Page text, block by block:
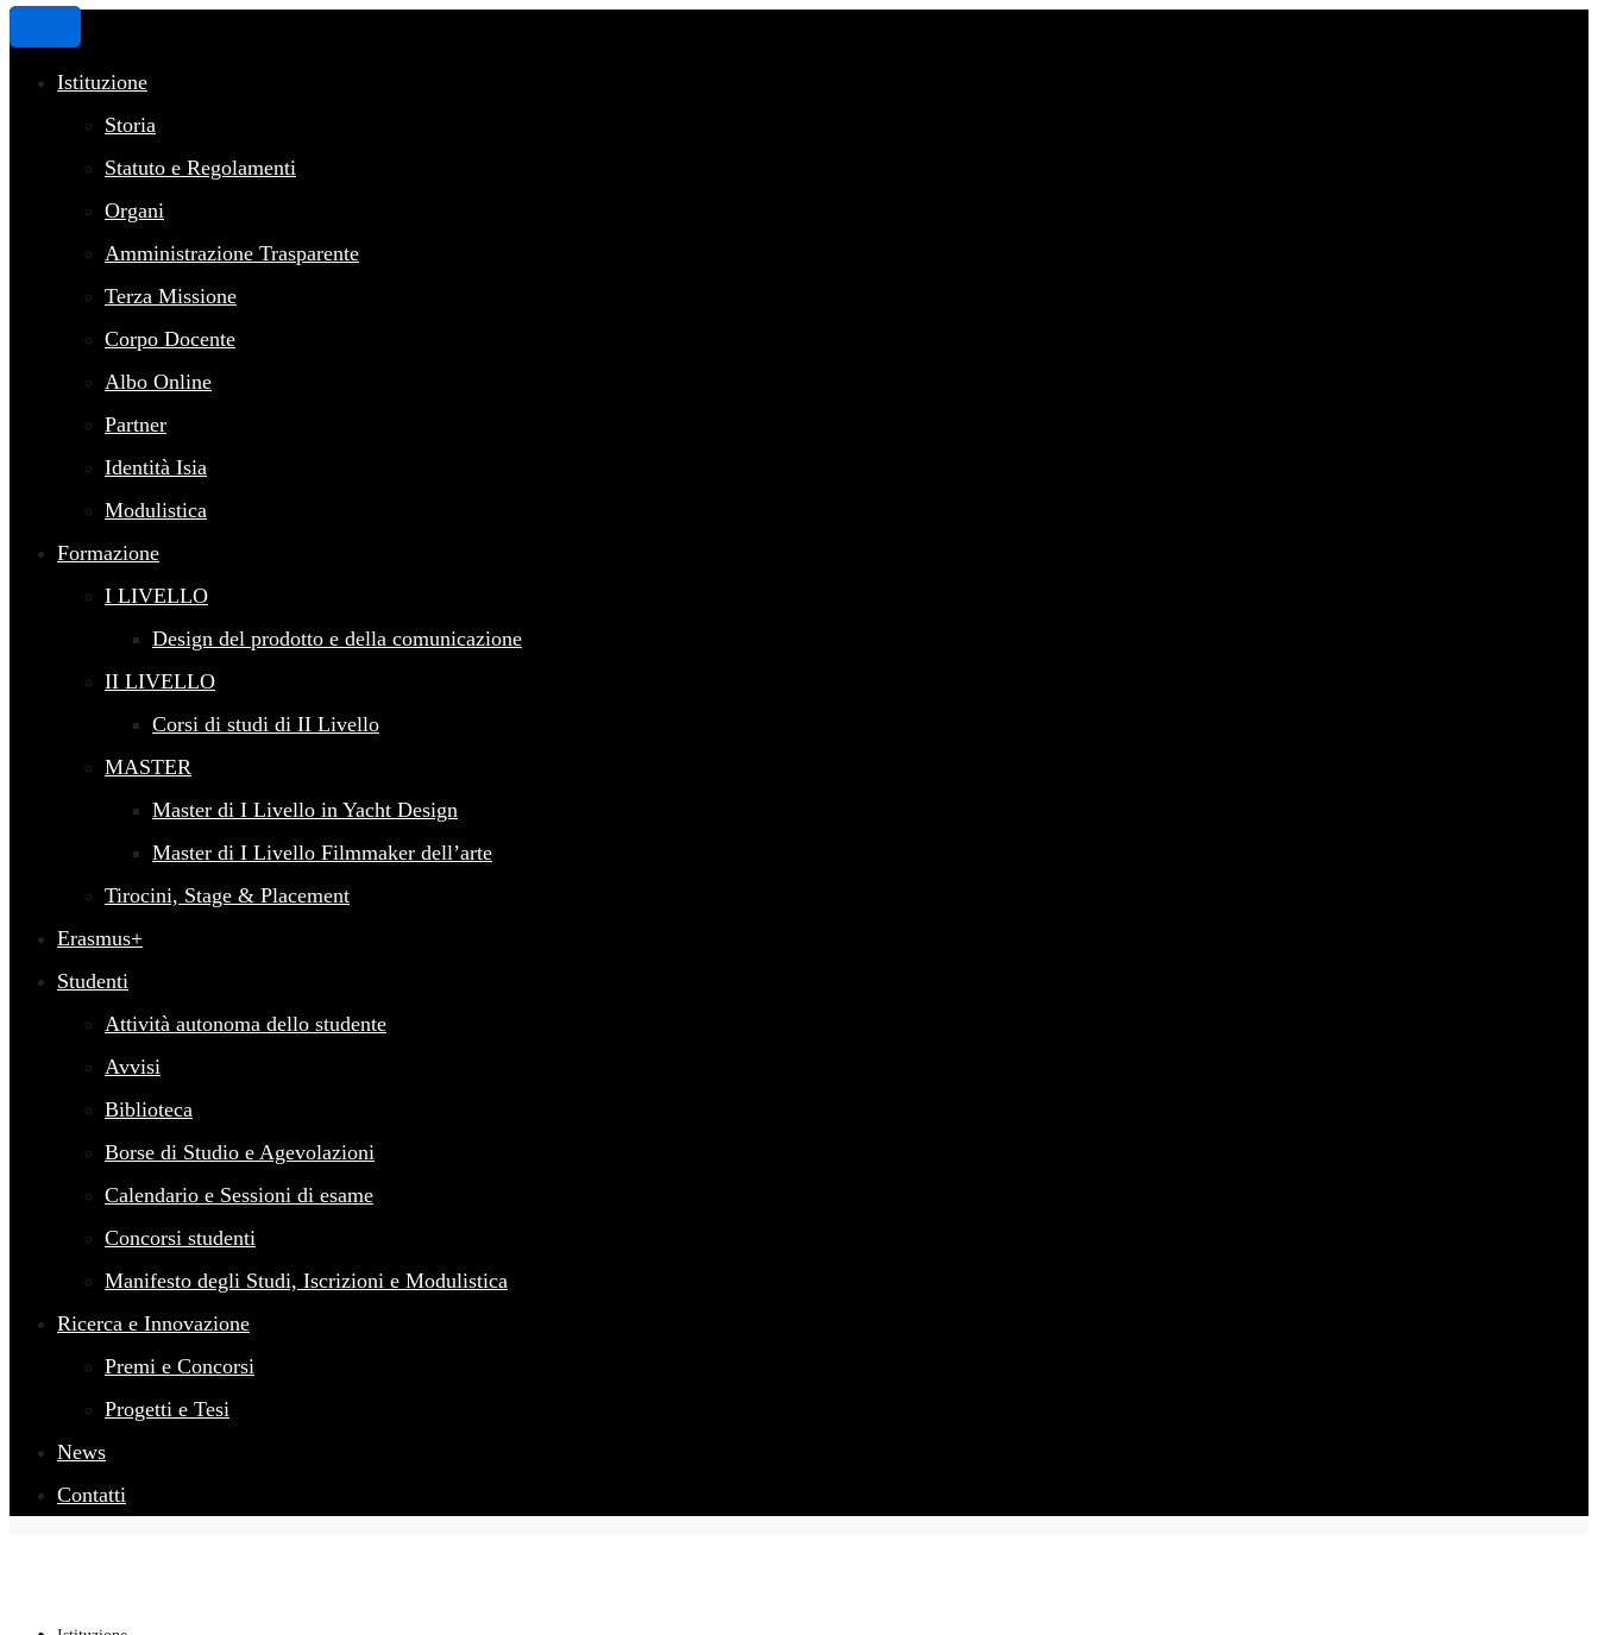
Istituzione
Storia
Statuto e Regolamenti
Organi
Amministrazione Trasparente
Terza Missione
Corpo Docente
Albo Online
Partner
Identità Isia
Modulistica
Formazione
I LIVELLO
Design del prodotto e della comunicazione
II LIVELLO
Corsi di studi di II Livello
MASTER
Master di I Livello in Yacht Design
Master di I Livello Filmmaker dell’arte
Tirocini, Stage & Placement
Erasmus+
Studenti
Attività autonoma dello studente
Avvisi
Biblioteca
Borse di Studio e Agevolazioni
Calendario e Sessioni di esame
Concorsi studenti
Manifesto degli Studi, Iscrizioni e Modulistica
Ricerca e Innovazione
Premi e Concorsi
Progetti e Tesi
News
Contatti